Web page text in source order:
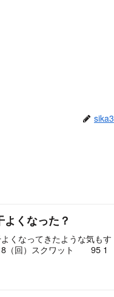
sika3
くなった？
くなってきたような気もす
8（回）スクワット 95 1